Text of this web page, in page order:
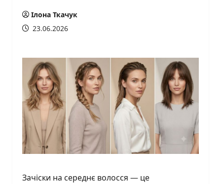
Ілона Ткачук
23.06.2026
Зачіски на середнє волосся — це